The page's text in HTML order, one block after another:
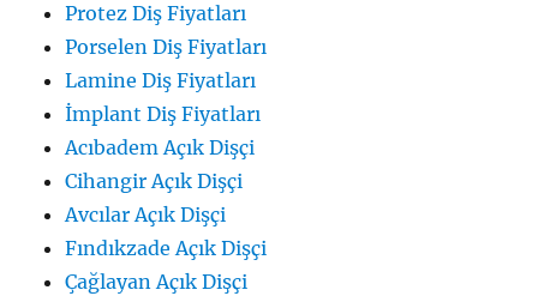
Protez Diş Fiyatları
Porselen Diş Fiyatları
Lamine Diş Fiyatları
İmplant Diş Fiyatları
Acıbadem Açık Dişçi
Cihangir Açık Dişçi
Avcılar Açık Dişçi
Fındıkzade Açık Dişçi
Çağlayan Açık Dişçi